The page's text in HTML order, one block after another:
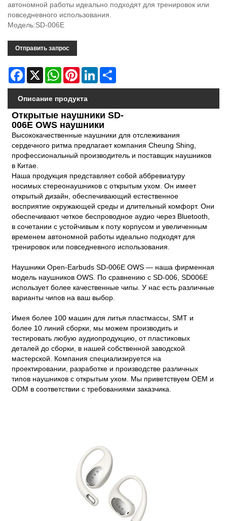
автономной работы идеально подходят для тренировок или
повседневного использования.
Модель:SD-006E
Отправить запрос
Facebook
X WhatsAppPinterestLinkedIn
Описание продукта
Открытые наушники SD-
006E OWS наушники
Высококачественные наушники для отслеживания
сердечного ритма предлагает компания Cheung Shing,
профессиональный производитель и поставщик наушников
в Китае.
Наша продукция представляет собой аббревиатуру
носимых стереонаушников с открытым ухом. Он имеет
открытый дизайн, обеспечивающий естественное
восприятие окружающей среды и длительный комфорт. Они
обеспечивают четкое беспроводное аудио через Bluetooth,
в сочетании с устойчивым к поту корпусом и увеличенным
временем автономной работы идеально подходят для
тренировок или повседневного использования.
Наушники Open-Earbuds SD-006E OWS — наша фирменная
модель наушников OWS. По сравнению с SD-006, SD006E
использует более качественные чипы. У нас есть различные
варианты чипов на ваш выбор.
Имея более 100 машин для литья пластмассы, SMT и
более 10 линий сборки, мы можем производить и
тестировать любую аудиопродукцию, от пластиковых
деталей до сборки, в нашей собственной заводской
мастерской. Компания специализируется на
проектировании, разработке и производстве различных
типов наушников с открытым ухом. Мы приветствуем OEM и
ODM в соответствии с требованиями заказчика.